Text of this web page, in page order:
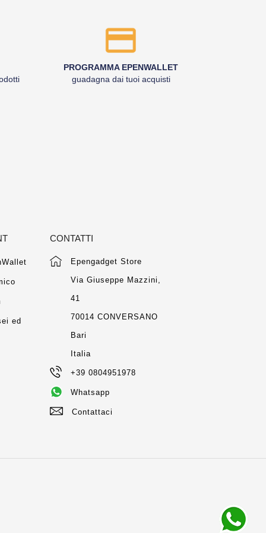
PROGRAMMA EPENWALLET
guadagna dai tuoi acquisti
ed
CONTATTI
Epengadget Store
Via Giuseppe Mazzini,
41
70014 CONVERSANO
Bari
Italia
+39 0804951978
Whatsapp
Contattaci